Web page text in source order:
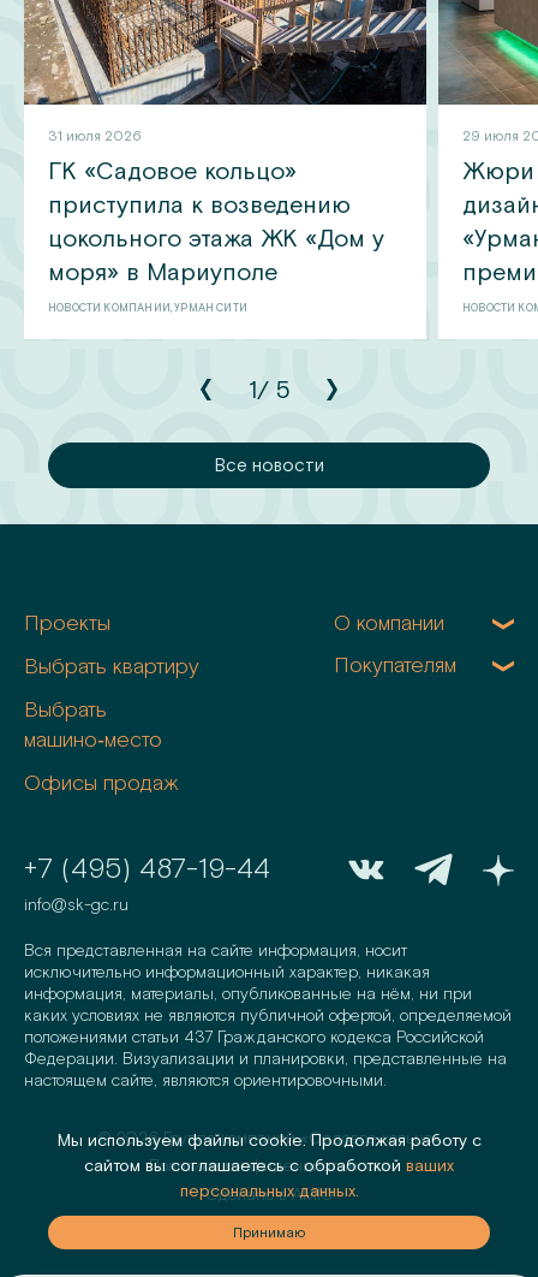
31 июля 2026
ГК «Садовое кольцо»
приступила к возведению
цокольного этажа ЖК «Дом у
моря» в Мариуполе
НОВОСТИ КОМПАНИИ, УРМАН СИТИ
29 июля
Жюри
НОВОСТИ
1/ 5
Все новости
Проекты
Выбрать квартиру
Выбрать
машино‑место
Офисы продаж
О компании
Покупателям
+7 (495) 487-19-44
info@sk-gc.ru
Вся представленная на сайте информация, носит
исключительно информационный характер, никакая
информация, материалы, опубликованные на нём, ни при
каких условиях не являются публичной офертой, определяемой
положениями статьи 437 Гражданского кодекса Российской
Федерации. Визуализации и планировки, представленные на
настоящем сайте, являются ориентировочными.
©2026Группа компаний «Садовое кольцо»
Политика конфиденциальности
Сделано вAMIO
Мы используем файлы cookie. Продолжая работу с
сайтом вы соглашаетесь с обработкой ваших
персональных данных.
Принимаю